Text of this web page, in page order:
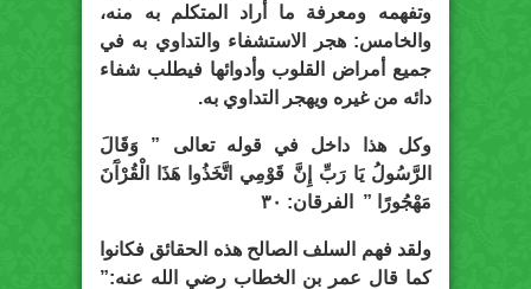
وتفهمه ومعرفة ما أراد المتكلم به منه،
والخامس: هجر الاستشفاء والتداوي به في
جميع أمراض القلوب وأدوائها فيطلب شفاء
دائه من غيره ويهجر التداوي به.
وكل هذا داخل في قوله تعالى ” وَقَالَ
الرَّسُولُ يَا رَبِّ إِنَّ قَوْمِي اتَّخَذُوا هَذَا الْقُرْآَنَ
مَهْجُورًا ” الفرقان: ٣٠
ولقد فهم السلف الصالح هذه الحقائق فكانوا
كما قال عمر بن الخطاب رضي الله عنه:”